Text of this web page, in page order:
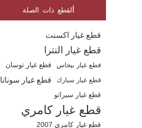
لقطع ذات الصلة
قطع غيار اكسنت
قطع غيار النترا
قطع غيار بيجاس
قطع غيار توسان
قطع غيار سبارك
قطع غيار سوناتا
قطع غيار سيراتو
قطع غيار كامري
قطع غيار كامري 2007